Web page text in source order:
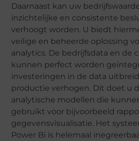
Daarnaast kan uw
inzichtelijke en consistente
verhoogt worden. U biedt
veilige en beheerde oplossing
analytics. De bedrijfsdata en de
kunnen perfect worden
investeringen in de data
productie verhogen. Dit doet u
analytische modellen die
gebruikt voor bijvoorbeeld
gegevensvisualisatie. Het
Power Bi is helemaal